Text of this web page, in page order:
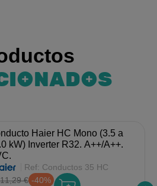
Haier HC Mono (3.5 a
kW) Inverter R32. A++/A++.
Ref: Conductos 35 HC
€ -40%